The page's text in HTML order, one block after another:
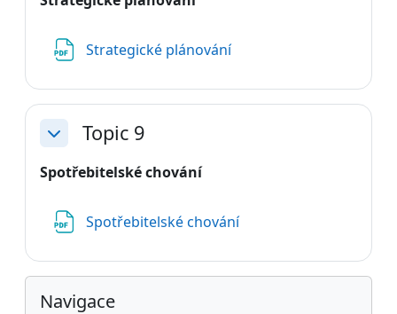
Strategické plánování
Sbalit Topic 9
Spotřebitelské chování
Spotřebitelské chování
Bloky
Přeskočit: Navigace
Navigace